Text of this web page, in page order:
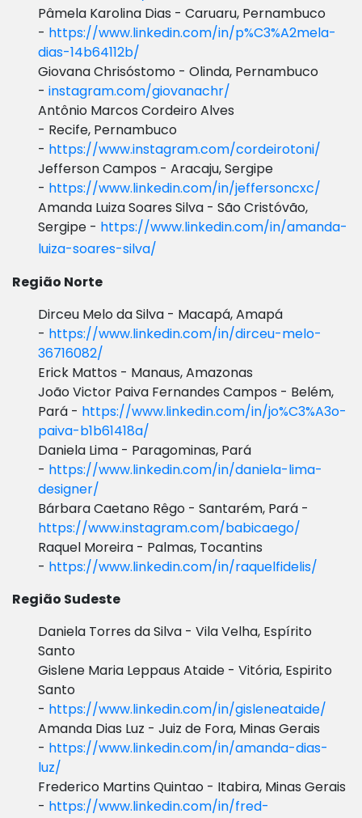
Pâmela Karolina Dias - Caruaru, Pernambuco
- https://www.linkedin.com/in/p%C3%A2mela-
dias-14b64112b/
Giovana Chrisóstomo - Olinda, Pernambuco
- instagram.com/giovanachr/
Antônio Marcos Cordeiro Alves
- Recife, Pernambuco
- https://www.instagram.com/cordeirotoni/
Jefferson Campos - Aracaju, Sergipe
- https://www.linkedin.com/in/jeffersoncxc/
Amanda Luiza Soares Silva - São Cristóvão,
Sergipe - https://www.linkedin.com/in/amanda-
luiza-soares-silva/
Região Norte
Dirceu Melo da Silva - Macapá, Amapá
- https://www.linkedin.com/in/dirceu-melo-
36716082/
Erick Mattos - Manaus, Amazonas
João Victor Paiva Fernandes Campos - Belém,
Pará - https://www.linkedin.com/in/jo%C3%A3o-
paiva-b1b61418a/
Daniela Lima - Paragominas, Pará
- https://www.linkedin.com/in/daniela-lima-
designer/
Bárbara Caetano Rêgo - Santarém, Pará -
https://www.instagram.com/babicaego/
Raquel Moreira - Palmas, Tocantins
- https://www.linkedin.com/in/raquelfidelis/
Região Sudeste
Daniela Torres da Silva - Vila Velha, Espírito
Santo
Gislene Maria Leppaus Ataide - Vitória, Espirito
Santo
- https://www.linkedin.com/in/gisleneataide/
Amanda Dias Luz - Juiz de Fora, Minas Gerais
- https://www.linkedin.com/in/amanda-dias-
luz/
Frederico Martins Quintao - Itabira, Minas Gerais
- https://www.linkedin.com/in/fred-